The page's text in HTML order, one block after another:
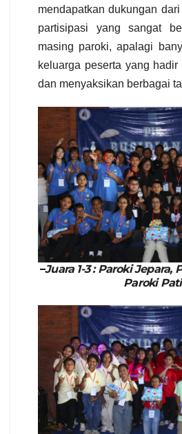
mendapatkan dukungan
partisipasi yang sangat
masing paroki, apalagi
keluarga peserta yang
dan menyaksikan berbagai
–Juara 1-3 : Paroki Jepara,
Paroki